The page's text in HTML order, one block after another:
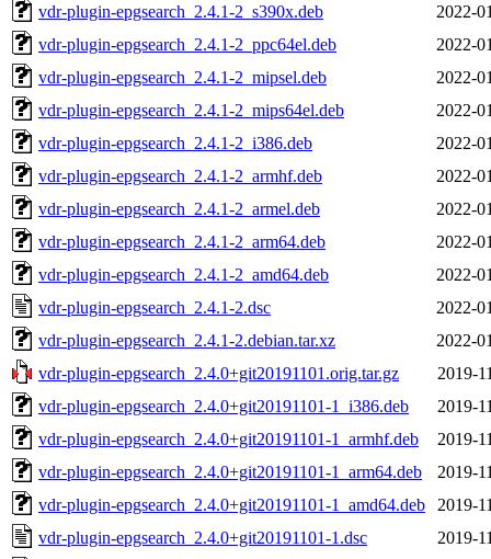
vdr-plugin-epgsearch_2.4.1-2_s390x.deb
2022-
vdr-plugin-epgsearch_2.4.1-2_ppc64el.deb
2022-
vdr-plugin-epgsearch_2.4.1-2_mipsel.deb
2022-
vdr-plugin-epgsearch_2.4.1-2_mips64el.deb
2022-
vdr-plugin-epgsearch_2.4.1-2_i386.deb
2022-
vdr-plugin-epgsearch_2.4.1-2_armhf.deb
2022-
vdr-plugin-epgsearch_2.4.1-2_armel.deb
2022-
vdr-plugin-epgsearch_2.4.1-2_arm64.deb
2022-
vdr-plugin-epgsearch_2.4.1-2_amd64.deb
2022-
vdr-plugin-epgsearch_2.4.1-2.dsc
2022-
vdr-plugin-epgsearch_2.4.1-2.debian.tar.xz
2022-
vdr-plugin-epgsearch_2.4.0+git20191101.orig.tar.gz
2019-
vdr-plugin-epgsearch_2.4.0+git20191101-1_i386.deb
2019-
vdr-plugin-epgsearch_2.4.0+git20191101-1_armhf.deb
2019-
vdr-plugin-epgsearch_2.4.0+git20191101-1_arm64.deb
2019-
vdr-plugin-epgsearch_2.4.0+git20191101-1_amd64.deb
2019-
vdr-plugin-epgsearch_2.4.0+git20191101-1.dsc
2019-